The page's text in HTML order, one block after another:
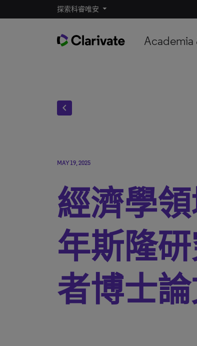
探索科睿唯安
chevron_left
MAY 19, 2025
經濟學領
年斯隆
者博士